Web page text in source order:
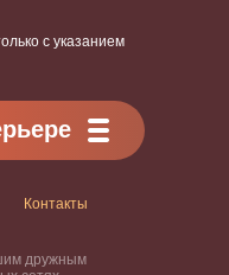
с указанием
Контакты
дружным